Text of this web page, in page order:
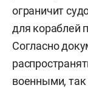
ограничит
для кораблей
Согласно
военными, так